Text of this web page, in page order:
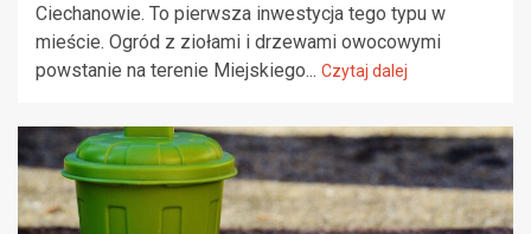
Ciechanowie. To pierwsza inwestycja tego typu w
mieście. Ogród z ziołami i drzewami owocowymi
powstanie na terenie Miejskiego... Czytaj dalej